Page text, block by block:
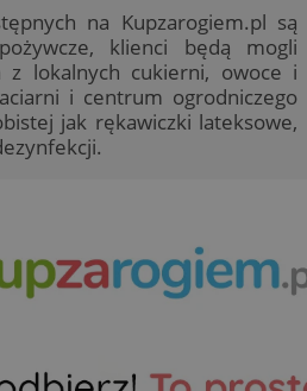
na Kupzarogiem.pl są
klienci będą mogli
lokalnych cukierni, owoce i
i centrum ogrodniczego
jak rękawiczki lateksowe,